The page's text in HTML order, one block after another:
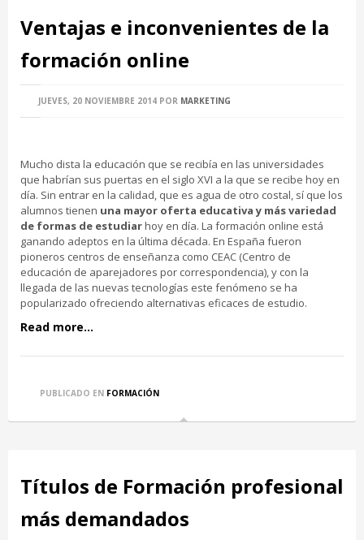
Ventajas e inconvenientes de la
formación online
JUEVES, 20 NOVIEMBRE 2014 POR MARKETING
Mucho dista la educación que se recibía en las universidades
que habrían sus puertas en el siglo XVI a la que se recibe hoy en
día. Sin entrar en la calidad, que es agua de otro costal, sí que los
alumnos tienen una mayor oferta educativa y más variedad
de formas de estudiarhoy en día. La formación online está
ganando adeptos en la última década. En España fueron
pioneros centros de enseñanza como CEAC (Centro de
educación de aparejadores por correspondencia), y con la
llegada de las nuevas tecnologías este fenómeno se ha
popularizado ofreciendo alternativas eficaces de estudio.
Read more...
PUBLICADO EN FORMACIÓN
Títulos de Formación profesional
más demandados